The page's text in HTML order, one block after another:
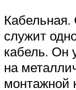
Кабельная.
служит
кабель. Он
на
монтажной